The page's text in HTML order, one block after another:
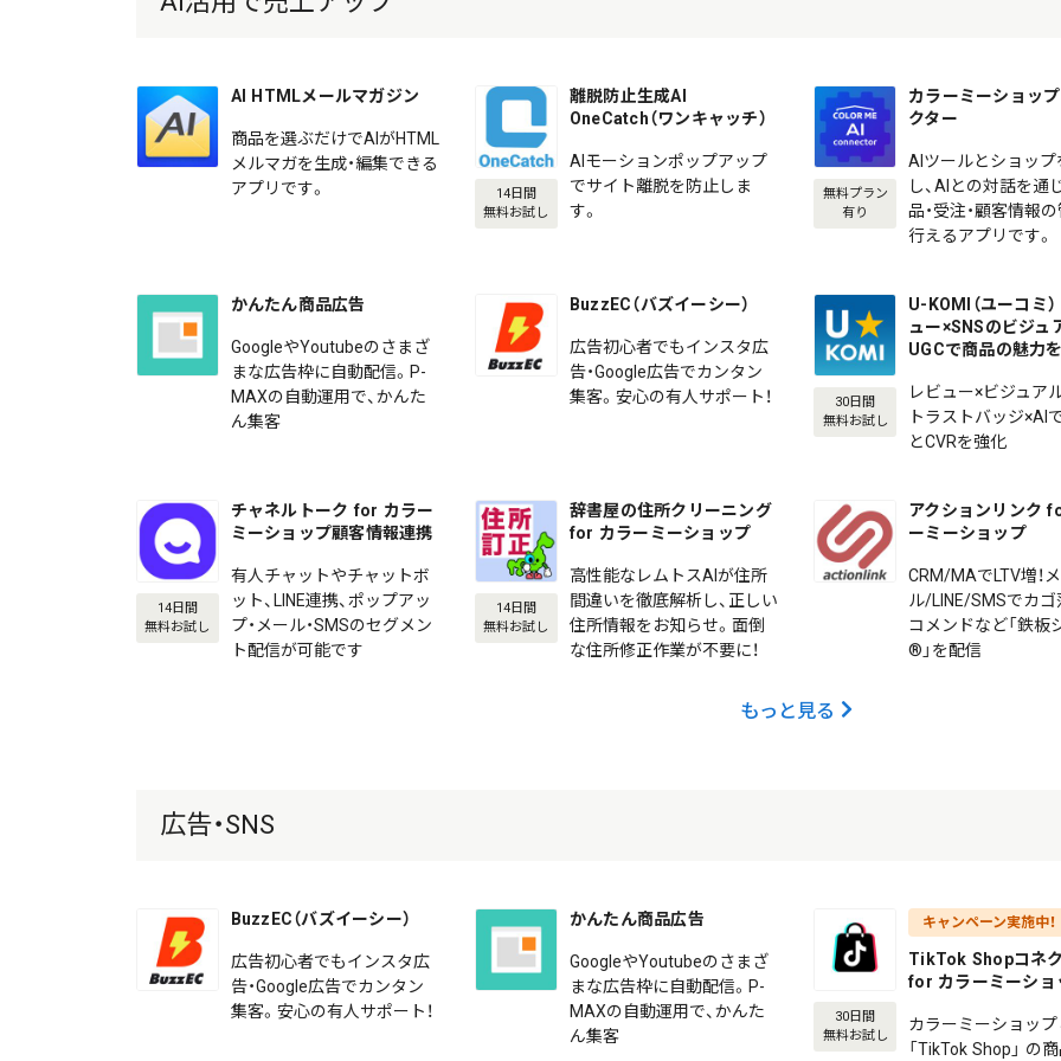
AI HTMLメールマガジン
商品を選ぶだけでAIがHTML
メルマガを生成・編集できる
アプリです。
14日間
無料お試し
離脱防止生成AI
OneCatch（ワンキャッチ）
AIモーションポップアップ
でサイト離脱を防止しま
す。
無料プラン
有り
カラーミーショッ
クター
AIツールとショップ
し、AIとの対話を通
品・受注・顧客情報
行えるアプリです。
かんたん商品広告
GoogleやYoutubeのさまざ
まな広告枠に自動配信。P-
MAXの自動運用で、かんた
ん集客
BuzzEC（バズイーシー）
広告初心者でもインスタ広
告・Google広告でカンタン
集客。安心の有人サポート！
30日間
無料お試し
U-KOMI（ユーコミ
ュー×SNSのビジュ
UGCで商品の魅力
レビュー×ビジュア
トラストバッジ×AI
とCVRを強化
14日間
無料お試し
チャネルトーク for カラー
ミーショップ顧客情報連携
有人チャットやチャットボ
ット、LINE連携、ポップアッ
プ・メール・SMSのセグメン
ト配信が可能です
14日間
無料お試し
辞書屋の住所クリーニング
for カラーミーショップ
高性能なレムトスAIが住所
間違いを徹底解析し、正しい
住所情報をお知らせ。面倒
な住所修正作業が不要に！
アクションリンク
ーミーショップ
CRM/MAでLTV増！
ル/LINE/SMSでカ
コメンドなど「鉄板
®」を配信
もっと見る
広告・SNS
BuzzEC（バズイーシー）
広告初心者でもインスタ広
告・Google広告でカンタン
集客。安心の有人サポート！
かんたん商品広告
GoogleやYoutubeのさまざ
まな広告枠に自動配信。P-
MAXの自動運用で、かんた
ん集客
30日間
無料お試し
キャンペーン実施中！
TikTok Shopコネ
for カラーミーショ
カラーミーショップ
「TikTok Shop」 の商